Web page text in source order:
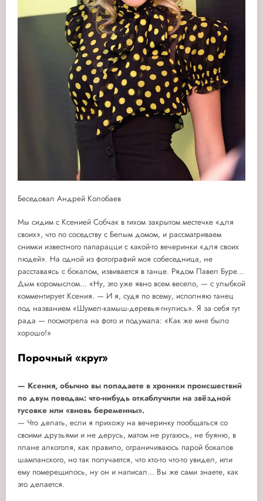
Беседовал Андрей Колобаев
Мы сидим с Ксенией Собчак в тихом закрытом местечке «для
своих», что по соседству с Белым домом, и рассматриваем
снимки известного папарацци с какой-то вечеринки «для своих
людей». На одной из фотографий моя собеседница, не
расставаясь с бокалом, извивается в танце. Рядом Павел Буре...
Дым коромыслом... «Ну, это уже явно всем весело, — с улыбкой
комментирует Ксения. — И я, судя по всему, исполняю танец
под названием «Шумел-камыш-деревья-гнулись». Я за себя тут
рада — посмотрела на фото и подумала: «Как же мне было
хорошо!»
Порочный «круг»
— Ксения, обычно вы попадаете в хроники происшествий
по двум поводам: что-нибудь откаблучили на звёздной
тусовке или «вновь беременны».
— Что делать, если я прихожу на вечеринку пообщаться со
своими друзьями и не дерусь, матом не ругаюсь, не буяню, в
плане алкоголя, как правило, ограничиваюсь парой бокалов
шампанского, но так получается, что кто-то что-то увидел, или
ему померещилось, ну он и написал... Вы же сами знаете, как
это делается.